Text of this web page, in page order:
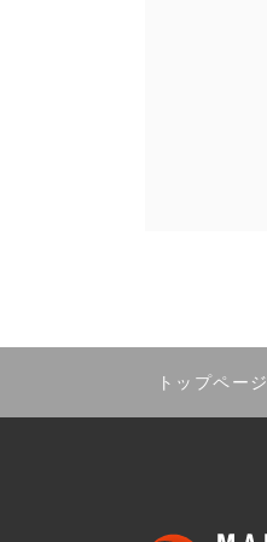
トップページ